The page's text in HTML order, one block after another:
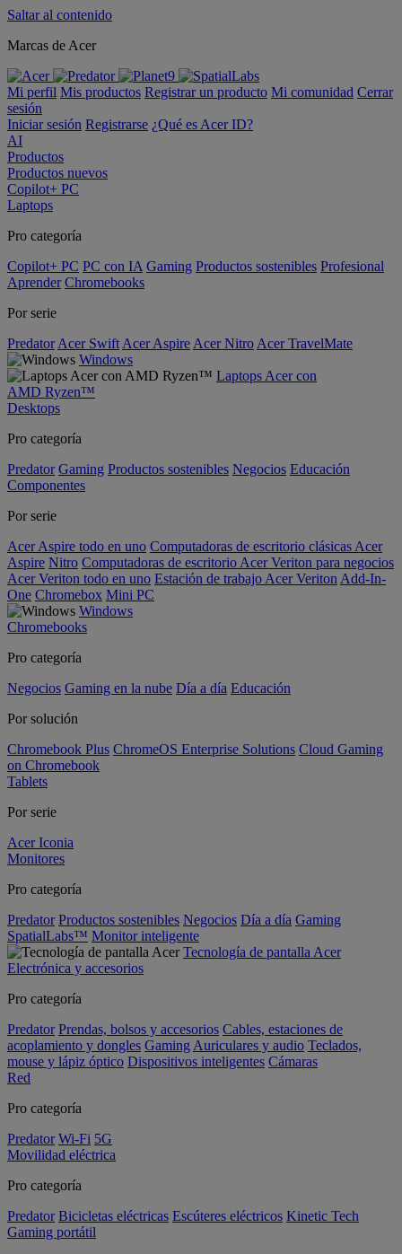
Saltar al contenido
Marcas de Acer
Mi perfil Mis productos Registrar un producto Mi comunidad Cerrar
sesión
Iniciar sesión Registrarse ¿Qué es Acer ID?
AI
Productos
Productos nuevos
Copilot+ PC
Laptops
Pro categoría
Copilot+ PC PC con IA Gaming Productos sostenibles Profesional
Aprender Chromebooks
Por serie
Predator Acer Swift Acer Aspire Acer Nitro Acer TravelMate
Windows
Laptops Acer con
AMD Ryzen™
Desktops
Pro categoría
Predator Gaming Productos sostenibles Negocios Educación
Componentes
Por serie
Acer Aspire todo en uno Computadoras de escritorio clásicas Acer
Aspire Nitro Computadoras de escritorio Acer Veriton para negocios
Acer Veriton todo en uno Estación de trabajo Acer Veriton Add-In-
One Chromebox Mini PC
Windows
Chromebooks
Pro categoría
Negocios Gaming en la nube Día a día Educación
Por solución
Chromebook Plus ChromeOS Enterprise Solutions Cloud Gaming
on Chromebook
Tablets
Por serie
Acer Iconia
Monitores
Pro categoría
Predator Productos sostenibles Negocios Día a día Gaming
SpatialLabs™ Monitor inteligente
Tecnología de pantalla Acer
Electrónica y accesorios
Pro categoría
Predator Prendas, bolsos y accesorios Cables, estaciones de
acoplamiento y dongles Gaming Auriculares y audio Teclados,
mouse y lápiz óptico Dispositivos inteligentes Cámaras
Red
Pro categoría
Predator Wi-Fi 5G
Movilidad eléctrica
Pro categoría
Predator Bicicletas eléctricas Escúteres eléctricos Kinetic Tech
Gaming portátil